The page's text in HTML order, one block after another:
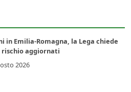
in Emilia-Romagna, la Lega chiede
rischio aggiornati
2026